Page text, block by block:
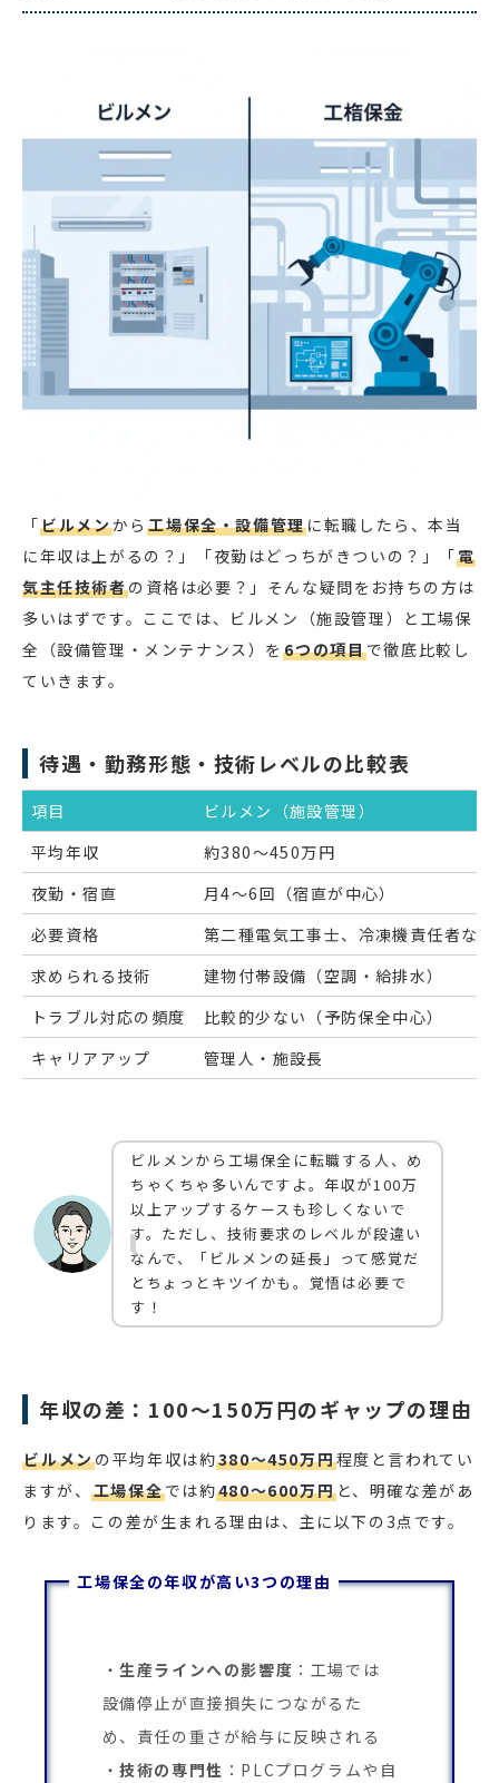
「ビルメンから 工場保全・設備管理に転職したら、本当
に年収は上がるの？」「夜勤はどっちがきついの？」「電
気主任技術者の資格は必要？」そんな疑問をお持ちの方は
多いはずです。ここでは、ビルメン（施設管理）と工場保
全（設備管理・メンテナンス）を 6つの項目で徹底比較し
ていきます。
待遇・勤務形態・技術レベルの比較表
項目
ビルメン（施設管理）
平均年収
約380〜450万円
夜勤・宿直
月4〜6回（宿直が中心）
必要資格
第二種電気工事士、冷凍機責任者など
求められる技術
建物付帯設備（空調・給排水）
トラブル対応の頻度
比較的少ない（予防保全中心）
キャリアアップ
管理人・施設長
ビルメンから工場保全に転職する人、め
ちゃくちゃ多いんですよ。年収が100万
以上アップするケースも珍しくないで
す。ただし、技術要求のレベルが段違い
なんで、「ビルメンの延長」って感覚だ
とちょっとキツイかも。覚悟は必要で
す！
年収の差：100〜150万円のギャップの理由
ビルメンの平均年収は約380〜450万円程度と言われてい
ますが、工場保全では約480〜600万円と、明確な差があ
ります。この差が生まれる理由は、主に以下の3点です。
工場保全の年収が高い3つの理由
生産ラインへの影響度 ：工場では
設備停止が直接損失につながるた
め、責任の重さが給与に反映される
技術の専門性 ：PLCプログラムや自